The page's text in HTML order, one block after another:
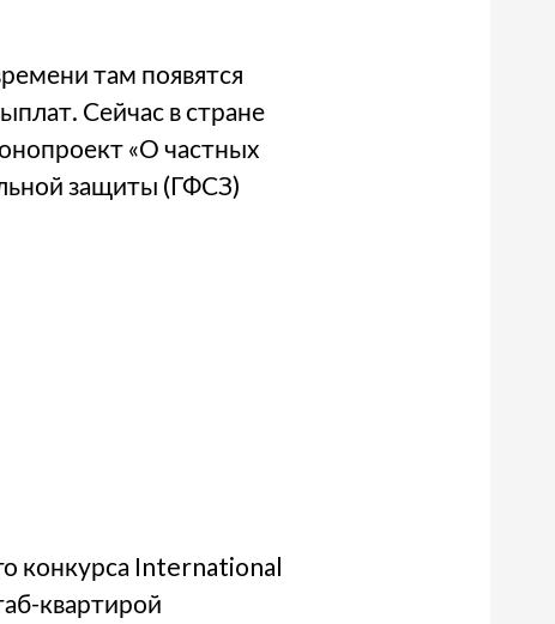
там появятся
Сейчас в стране
«О частных
защиты (ГФСЗ)
конкурса International
квартирой